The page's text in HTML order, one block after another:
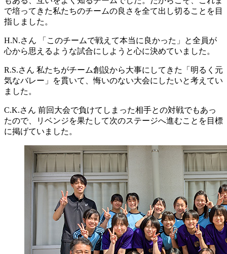
で培ってきた私たちのチームの良さを全て出し切ることを目
指しました。
H.N.さん 「このチームで戦えて本当に良かった」と全員が
心から思えるような試合にしようと心に決めていました。
R.S.さん 私たちがチーム創設から大事にしてきた「明るく元
気なバレー」を貫いて、悔いのない大会にしたいと考えてい
ました。
C.K.さん 前回大会で負けてしまった相手との対戦でもあっ
たので、リベンジを果たして次のステージへ進むことを目標
に掲げていました。